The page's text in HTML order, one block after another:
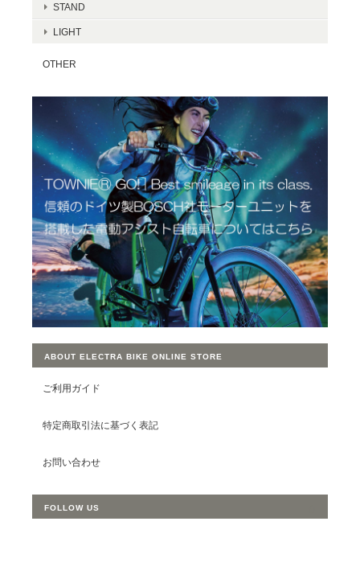
STAND
LIGHT
OTHER
ABOUT ELECTRA BIKE ONLINE STORE
ご利用ガイド
特定商取引法に基づく表記
お問い合わせ
FOLLOW US